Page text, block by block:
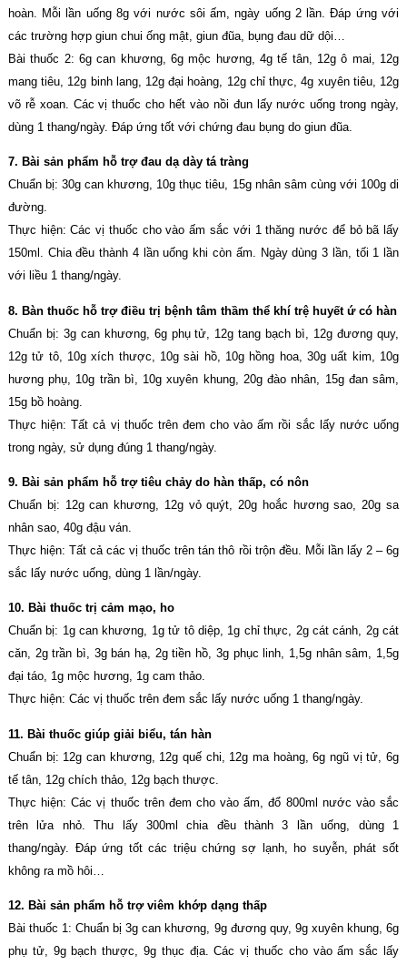
hoàn. Mỗi lần uống 8g với nước sôi ấm, ngày uống 2 lần. Đáp ứng với
các trường hợp giun chui ống mật, giun đũa, bụng đau dữ dội…
Bài thuốc 2: 6g can khương, 6g mộc hương, 4g tế tân, 12g ô mai, 12g
mang tiêu, 12g binh lang, 12g đại hoàng, 12g chỉ thực, 4g xuyên tiêu, 12g
võ rễ xoan. Các vị thuốc cho hết vào nồi đun lấy nước uống trong ngày,
dùng 1 thang/ngày. Đáp ứng tốt với chứng đau bụng do giun đũa.
7. Bài sản phẩm hỗ trợ đau dạ dày tá tràng
Chuẩn bị: 30g can khương, 10g thục tiêu, 15g nhân sâm cùng với 100g di
đường.
Thực hiện: Các vị thuốc cho vào ấm sắc với 1 thăng nước để bỏ bã lấy
150ml. Chia đều thành 4 lần uống khi còn ấm. Ngày dùng 3 lần, tối 1 lần
với liều 1 thang/ngày.
8. Bàn thuốc hỗ trợ điều trị bệnh tâm thầm thể khí trệ huyết ứ có hàn
Chuẩn bị: 3g can khương, 6g phụ tử, 12g tang bạch bì, 12g đương quy,
12g tử tô, 10g xích thược, 10g sài hồ, 10g hồng hoa, 30g uất kim, 10g
hương phụ, 10g trần bì, 10g xuyên khung, 20g đào nhân, 15g đan sâm,
15g bồ hoàng.
Thực hiện: Tất cả vị thuốc trên đem cho vào ấm rồi sắc lấy nước uống
trong ngày, sử dụng đúng 1 thang/ngày.
9. Bài sản phẩm hỗ trợ tiêu chảy do hàn thấp, có nôn
Chuẩn bị: 12g can khương, 12g vỏ quýt, 20g hoắc hương sao, 20g sa
nhân sao, 40g đậu ván.
Thực hiện: Tất cả các vị thuốc trên tán thô rồi trộn đều. Mỗi lần lấy 2 – 6g
sắc lấy nước uống, dùng 1 lần/ngày.
10. Bài thuốc trị cảm mạo, ho
Chuẩn bị: 1g can khương, 1g tử tô diệp, 1g chỉ thực, 2g cát cánh, 2g cát
căn, 2g trần bì, 3g bán hạ, 2g tiền hồ, 3g phục linh, 1,5g nhân sâm, 1,5g
đại táo, 1g mộc hương, 1g cam thảo.
Thực hiện: Các vị thuốc trên đem sắc lấy nước uống 1 thang/ngày.
11. Bài thuốc giúp giải biểu, tán hàn
Chuẩn bị: 12g can khương, 12g quế chi, 12g ma hoàng, 6g ngũ vị tử, 6g
tế tân, 12g chích thảo, 12g bạch thược.
Thực hiện: Các vị thuốc trên đem cho vào ấm, đổ 800ml nước vào sắc
trên lửa nhỏ. Thu lấy 300ml chia đều thành 3 lần uống, dùng 1
thang/ngày. Đáp ứng tốt các triệu chứng sợ lạnh, ho suyễn, phát sốt
không ra mồ hôi…
12. Bài sản phẩm hỗ trợ viêm khớp dạng thấp
Bài thuốc 1: Chuẩn bị 3g can khương, 9g đương quy, 9g xuyên khung, 6g
phụ tử, 9g bạch thược, 9g thục địa. Các vị thuốc cho vào ấm sắc lấy